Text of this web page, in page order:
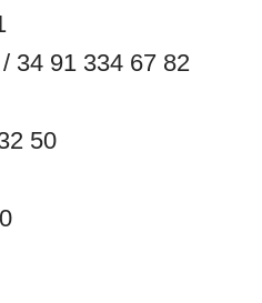
34 91 334 67 82
50